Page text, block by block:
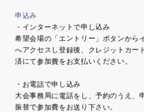
申込み
・インターネットで申し込み
希望会場の「エントリー」ボタンから
へアクセスし登録後、クレジットカー
済にて参加費をお支払いください。
・お電話で申し込み
大会事務局に電話をし、予約のうえ、
振替で参加費をお送り下さい。